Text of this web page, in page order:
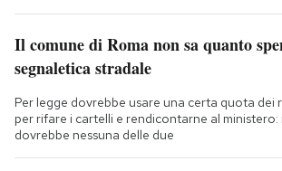
Il comune di Roma non sa quanto
segnaletica stradale
Per legge dovrebbe usare una certa quota dei
per rifare i cartelli e rendicontarne al
dovrebbe nessuna delle due